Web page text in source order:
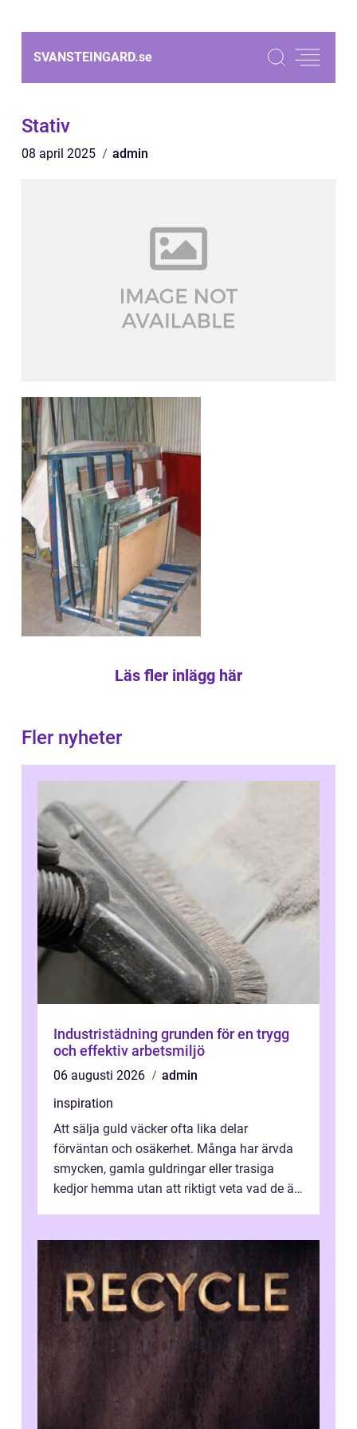
SVANSTEINGARD.se
Stativ
08 april 2025 admin
Läs fler inlägg här
Fler nyheter
Industristädning grunden för en trygg
och effektiv arbetsmiljö
06 augusti 2026
admin
inspiration
Att sälja guld väcker ofta lika delar
förväntan och osäkerhet. Många har ärvda
smycken, gamla guldringar eller trasiga
kedjor hemma utan att riktigt veta vad de är